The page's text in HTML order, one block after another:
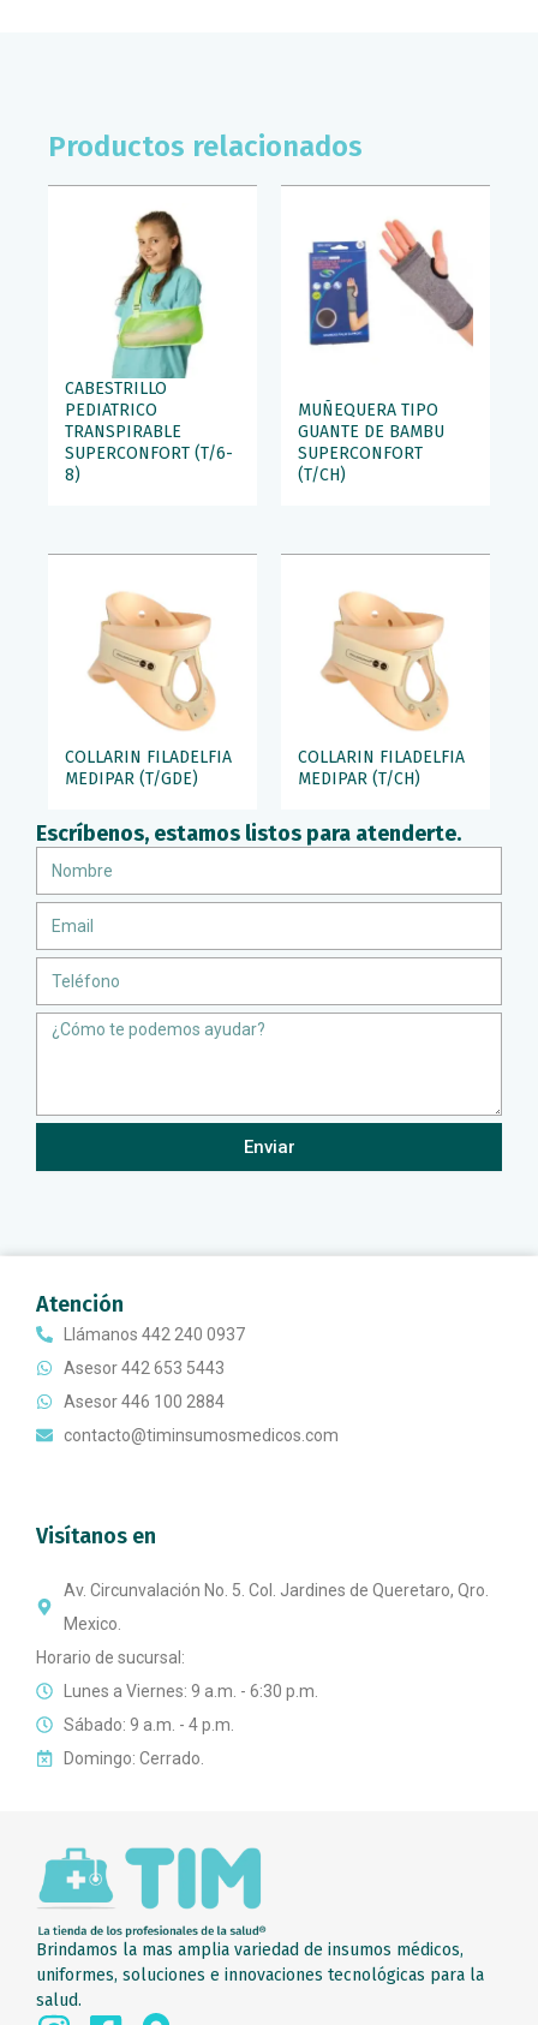
Escríbenos, estamos listos para atenderte.
Message
Enviar
Productos relacionados
CABESTRILLO
PEDIATRICO
TRANSPIRABLE
SUPERCONFORT (T/6-
8)
MUÑEQUERA TIPO
GUANTE DE BAMBU
SUPERCONFORT
(T/CH)
COLLARIN FILADELFIA
MEDIPAR (T/GDE)
COLLARIN FILADELFIA
MEDIPAR (T/CH)
Atención
Llámanos 442 240 0937
Asesor 442 653 5443
Asesor 446 100 2884
contacto@timinsumosmedicos.com
Visítanos en
Av. Circunvalación No. 5. Col. Jardines de Queretaro, Qro.
Mexico.
Horario de sucursal:
Lunes a Viernes: 9 a.m. - 6:30 p.m.
Sábado: 9 a.m. - 4 p.m.
Domingo: Cerrado.
Brindamos la mas amplia variedad de insumos médicos,
uniformes, soluciones e innovaciones tecnológicas para la
salud.